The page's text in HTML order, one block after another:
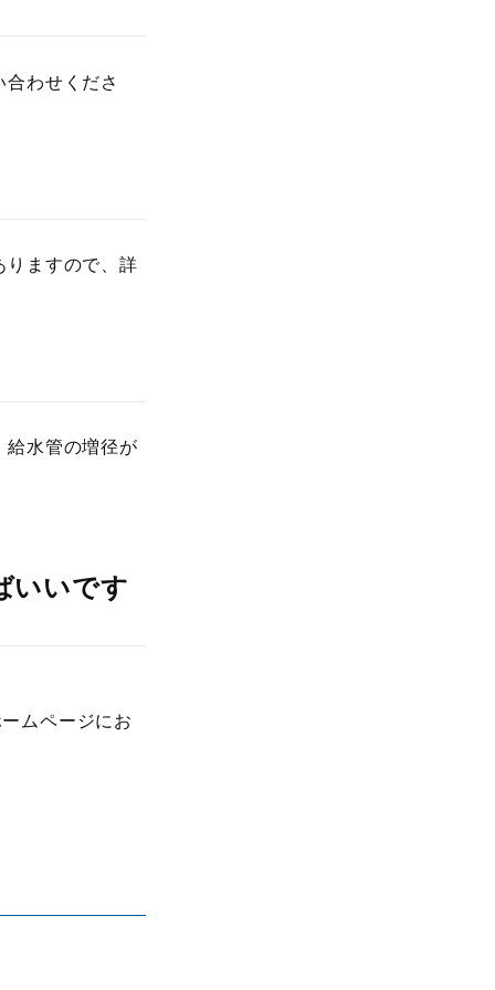
わせくださ
りますので、詳
給水管の増径が
いいです
ムページにお